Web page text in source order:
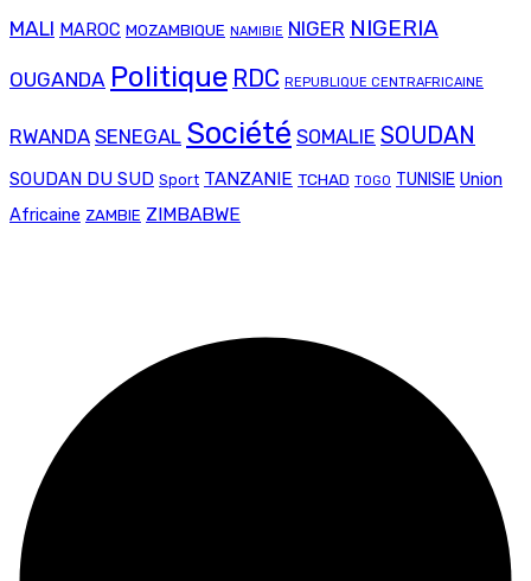
MALI MAROC MOZAMBIQUE NAMIBIE NIGER NIGERIA
OUGANDA Politique RDC REPUBLIQUE CENTRAFRICAINE
RWANDA SENEGAL Société SOMALIE SOUDAN
SOUDAN DU SUD Sport TANZANIE TCHAD TOGO TUNISIE Union
Africaine ZAMBIE ZIMBABWE